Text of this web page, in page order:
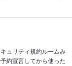
ュリティ規約ルームみ
約宣言してから使った